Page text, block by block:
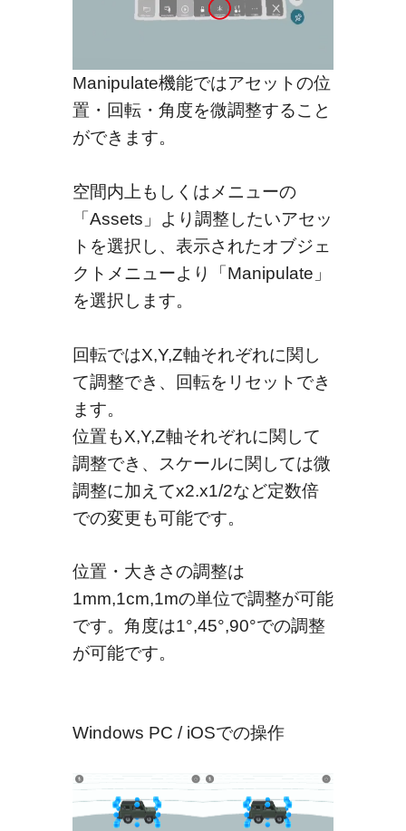
Manipulate機能ではアセットの位
置・回転・角度を微調整すること
ができます。
空間内上もしくはメニューの
「Assets」より調整したいアセッ
トを選択し、表示されたオブジェ
クトメニューより「Manipulate」
を選択します。
回転ではX,Y,Z軸それぞれに関し
て調整でき、回転をリセットでき
ます。
位置もX,Y,Z軸それぞれに関して
調整でき、スケールに関しては微
調整に加えてx2.x1/2など定数倍
での変更も可能です。
位置・大きさの調整は
1mm,1cm,1mの単位で調整が可能
です。角度は1°,45°,90°での調整
が可能です。
Windows PC / iOSでの操作